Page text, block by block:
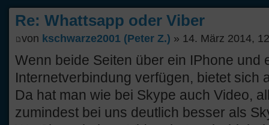
Re: Whattsapp oder Viber
von kschwarze2001 (Peter Z.) » 14. März 2014,
Wenn beide Seiten über ein IPhone und
Internetverbindung verfügen, bietet sich
Da hat man wie bei Skype auch Video,
zumindest bei uns deutlich besser als